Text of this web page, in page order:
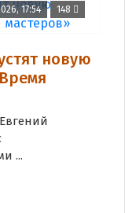
17:54 148
новую
...